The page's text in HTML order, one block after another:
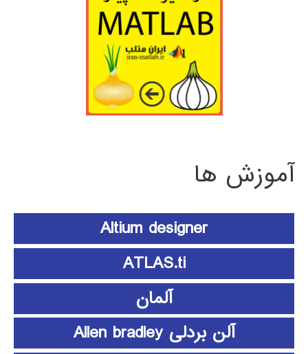
آموزش ها
Altium designer
ATLAS.ti
آلمان
آلن بردلی Allen bradley